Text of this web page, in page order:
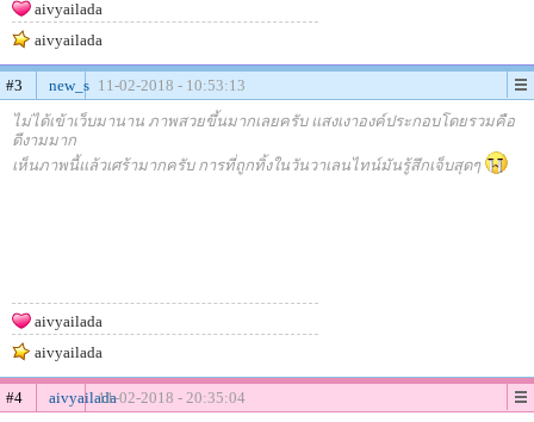
aivyailada
aivyailada
#3 new_s 11-02-2018 - 10:53:13
ไม่ได้เข้าเว็บมานาน ภาพสวยขึ้นมากเลยครับ แสงเงาองค์ประกอบโดยรวมคือ
ดีงามมาก
เห็นภาพนี้แล้วเศร้ามากครับ การที่ถูกทิ้งในวันวาเลนไทน์มันรู้สึกเจ็บสุดๆ
aivyailada
aivyailada
#4 aivyailada11-02-2018 - 20:35:04